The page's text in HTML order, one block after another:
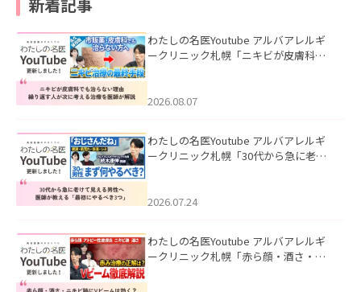
わたしの名医Youtube アルバアレルギ
ークリニック札幌「ニキビが皮膚科で
ました。
2026.08.07
わたしの名医Youtube アルバアレルギ
ークリニック札幌「30代から急に老け
た。
2026.07.24
わたしの名医Youtube アルバアレルギ
ークリニック札幌「赤ら顔・酒さ・ニ